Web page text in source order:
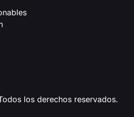
los derechos reservados.